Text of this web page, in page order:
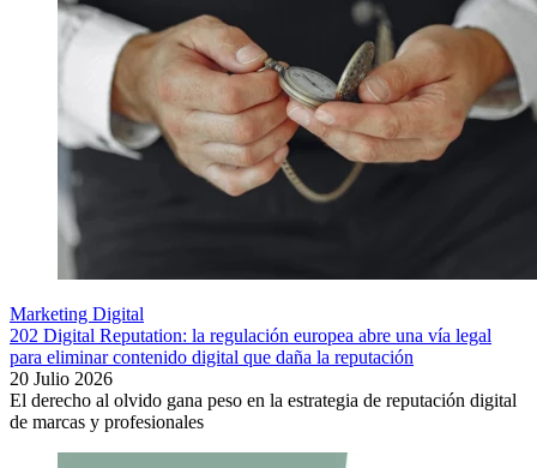
Marketing Digital
202 Digital Reputation: la regulación europea abre una vía legal
para eliminar contenido digital que daña la reputación
20 Julio 2026
El derecho al olvido gana peso en la estrategia de reputación digital
de marcas y profesionales